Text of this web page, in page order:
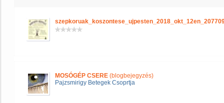
MOSÓGÉP CSERE (blogbejegyzés)
Pajzsmirigy Betegek Csoprtja